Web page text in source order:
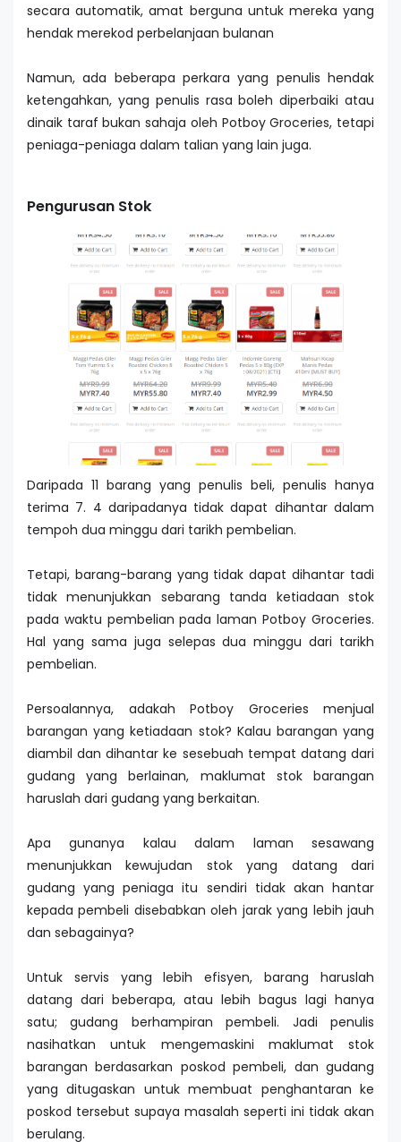
secara automatik, amat berguna untuk mereka yang
hendak merekod perbelanjaan bulanan
Namun, ada beberapa perkara yang penulis hendak
ketengahkan, yang penulis rasa boleh diperbaiki atau
dinaik taraf bukan sahaja oleh Potboy Groceries, tetapi
peniaga-peniaga dalam talian yang lain juga.
Pengurusan Stok
Daripada 11 barang yang penulis beli, penulis hanya
terima 7. 4 daripadanya tidak dapat dihantar dalam
tempoh dua minggu dari tarikh pembelian.
Tetapi, barang-barang yang tidak dapat dihantar tadi
tidak menunjukkan sebarang tanda ketiadaan stok
pada waktu pembelian pada laman Potboy Groceries.
Hal yang sama juga selepas dua minggu dari tarikh
pembelian.
Persoalannya, adakah Potboy Groceries menjual
barangan yang ketiadaan stok? Kalau barangan yang
diambil dan dihantar ke sesebuah tempat datang dari
gudang yang berlainan, maklumat stok barangan
haruslah dari gudang yang berkaitan.
Apa gunanya kalau dalam laman sesawang
menunjukkan kewujudan stok yang datang dari
gudang yang peniaga itu sendiri tidak akan hantar
kepada pembeli disebabkan oleh jarak yang lebih jauh
dan sebagainya?
Untuk servis yang lebih efisyen, barang haruslah
datang dari beberapa, atau lebih bagus lagi hanya
satu; gudang berhampiran pembeli. Jadi penulis
nasihatkan untuk mengemaskini maklumat stok
barangan berdasarkan poskod pembeli, dan gudang
yang ditugaskan untuk membuat penghantaran ke
poskod tersebut supaya masalah seperti ini tidak akan
berulang.